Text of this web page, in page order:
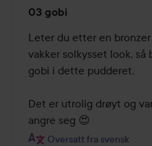
5
av
5
03 gobi
Leter du etter en
vakker solkysset look,
gobi i dette pudderet.
Det er utrolig drøyt og
angre seg 😍
Oversatt fra svensk